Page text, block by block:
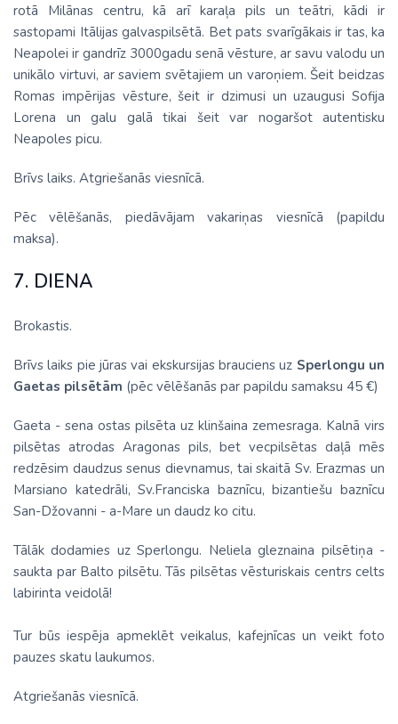
rotā Milānas centru, kā arī karaļa pils un teātri, kādi ir
sastopami Itālijas galvaspilsētā. Bet pats svarīgākais ir tas, ka
Neapolei ir gandrīz 3000gadu senā vēsture, ar savu valodu un
unikālo virtuvi, ar saviem svētajiem un varoņiem. Šeit beidzas
Romas impērijas vēsture, šeit ir dzimusi un uzaugusi Sofija
Lorena un galu galā tikai šeit var nogaršot autentisku
Neapoles picu.
Brīvs laiks. Atgriešanās viesnīcā.
Pēc vēlēšanās, piedāvājam vakariņas viesnīcā (papildu
maksa).
7. DIENA
Brokastis.
Brīvs laiks pie jūras vai ekskursijas brauciens uz Sperlongu un
Gaetas pilsētām (pēc vēlēšanās par papildu samaksu 45 €)
Gaeta - sena ostas pilsēta uz klinšaina zemesraga. Kalnā virs
pilsētas atrodas Aragonas pils, bet vecpilsētas daļā mēs
redzēsim daudzus senus dievnamus, tai skaitā Sv. Erazmas un
Marsiano katedrāli, Sv.Franciska baznīcu, bizantiešu baznīcu
San-Džovanni - a-Mare un daudz ko citu.
Tālāk dodamies uz Sperlongu. Neliela gleznaina pilsētiņa -
saukta par Balto pilsētu. Tās pilsētas vēsturiskais centrs celts
labirinta veidolā!
Tur būs iespēja apmeklēt veikalus, kafejnīcas un veikt foto
pauzes skatu laukumos.
Atgriešanās viesnīcā.